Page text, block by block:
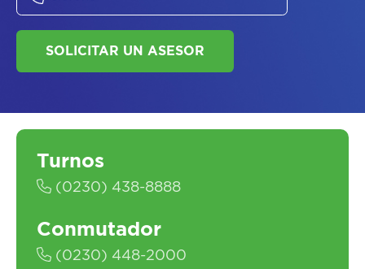
Turnos
(0230) 438-8888
Conmutador
(0230) 448-2000